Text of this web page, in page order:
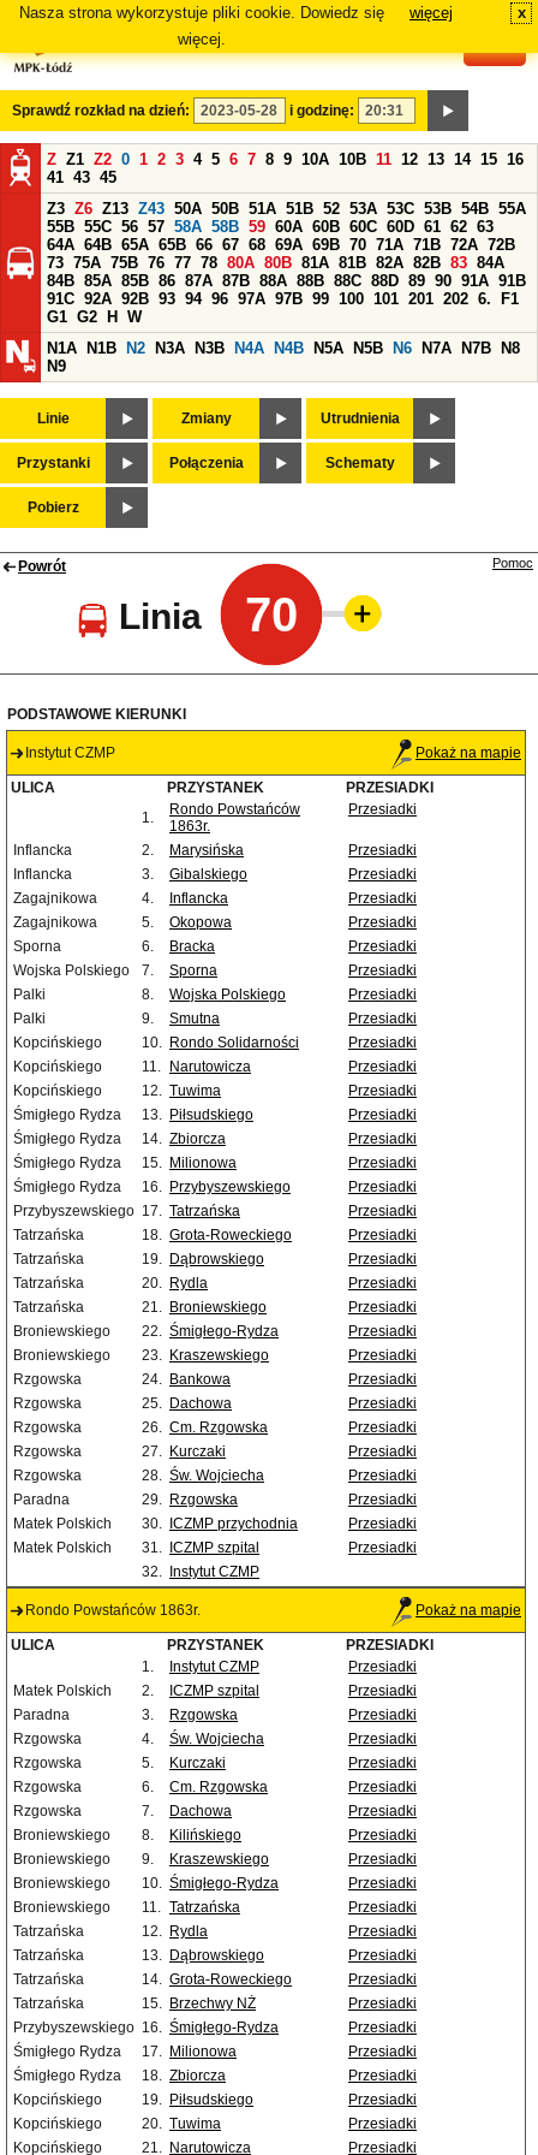
Nasza strona wykorzystuje pliki cookie. Dowiedz się
więcej.
więcej x
Sprawdź rozkład na dzień: i godzinę:
Z Z1 Z2 0 1 2 3 4 5 6 7 8 9 10A 10B 11 12 13 14 15 16
41 43 45
Z3 Z6 Z13 Z43 50A 50B 51A 51B 52 53A 53C 53B 54B 55A
55B 55C 56 57 58A 58B 59 60A 60B 60C 60D 61 62 63
64A 64B 65A 65B 66 67 68 69A 69B 70 71A 71B 72A 72B
73 75A 75B 76 77 78 80A 80B 81A 81B 82A 82B 83 84A
84B 85A 85B 86 87A 87B 88A 88B 88C 88D 89 90 91A 91B
91C 92A 92B 93 94 96 97A 97B 99 100 101 201 202 6.
F1
G1 G2 H
W
N1A
N1B N2 N3A N3B N4A N4B N5A N5B N6 N7A N7B
N8
N9
Linie Zmiany Utrudnienia
Przystanki Połączenia Schematy
Pobierz
Powrót
Linia 70
Pomoc
PODSTAWOWE KIERUNKI
Instytut CZMP Pokaż na mapie
ULICA PRZYSTANEK
PRZESIADKI
1.
Rondo Powstańców
1863r.
Przesiadki
Inflancka 2. Marysińska
Przesiadki
Inflancka
3. Gibalskiego
Przesiadki
Zagajnikowa
4. Inflancka
Przesiadki
Zagajnikowa
5. Okopowa
Przesiadki
Sporna
6. Bracka
Przesiadki
Wojska Polskiego
7. Sporna
Przesiadki
Palki
8. Wojska Polskiego
Przesiadki
Palki
9. Smutna
Przesiadki
Kopcińskiego
10. Rondo Solidarności
Przesiadki
Kopcińskiego
11. Narutowicza
Przesiadki
Kopcińskiego
12. Tuwima
Przesiadki
Śmigłego Rydza
13. Piłsudskiego
Przesiadki
Śmigłego Rydza
14. Zbiorcza
Przesiadki
Śmigłego Rydza
15. Milionowa
Przesiadki
Śmigłego Rydza
16. Przybyszewskiego
Przesiadki
Przybyszewskiego 17. Tatrzańska
Przesiadki
Tatrzańska
18. Grota-Roweckiego
Przesiadki
Tatrzańska
19. Dąbrowskiego
Przesiadki
Tatrzańska
20. Rydla
Przesiadki
Tatrzańska
21. Broniewskiego
Przesiadki
Broniewskiego
22. Śmigłego-Rydza
Przesiadki
Broniewskiego
23. Kraszewskiego
Przesiadki
Rzgowska
24. Bankowa
Przesiadki
Rzgowska
25. Dachowa
Przesiadki
Rzgowska
26. Cm. Rzgowska
Przesiadki
Rzgowska
27. Kurczaki
Przesiadki
Rzgowska
28. Św. Wojciecha
Przesiadki
Paradna
29. Rzgowska
Przesiadki
Matek Polskich
30. ICZMP przychodnia
Przesiadki
Matek Polskich
31. ICZMP szpital
Przesiadki
32.
Instytut CZMP
Rondo Powstańców 1863r. Pokaż na mapie
ULICA PRZYSTANEK
PRZESIADKI
1.
Instytut CZMP
Przesiadki
Matek Polskich
2. ICZMP szpital
Przesiadki
Paradna
3. Rzgowska
Przesiadki
Rzgowska
4. Św. Wojciecha
Przesiadki
Rzgowska
5. Kurczaki
Przesiadki
Rzgowska
6. Cm. Rzgowska
Przesiadki
Rzgowska
7. Dachowa
Przesiadki
Broniewskiego
8. Kilińskiego
Przesiadki
Broniewskiego
9. Kraszewskiego
Przesiadki
Broniewskiego
10. Śmigłego-Rydza
Przesiadki
Broniewskiego
11. Tatrzańska
Przesiadki
Tatrzańska
12. Rydla
Przesiadki
Tatrzańska
13. Dąbrowskiego
Przesiadki
Tatrzańska
14. Grota-Roweckiego
Przesiadki
Tatrzańska
15. Brzechwy NŻ
Przesiadki
Przybyszewskiego 16. Śmigłego-Rydza
Przesiadki
Śmigłego Rydza
17. Milionowa
Przesiadki
Śmigłego Rydza
18. Zbiorcza
Przesiadki
Kopcińskiego
19. Piłsudskiego
Przesiadki
Kopcińskiego
20. Tuwima
Przesiadki
Kopcińskiego
21. Narutowicza Przesiadki